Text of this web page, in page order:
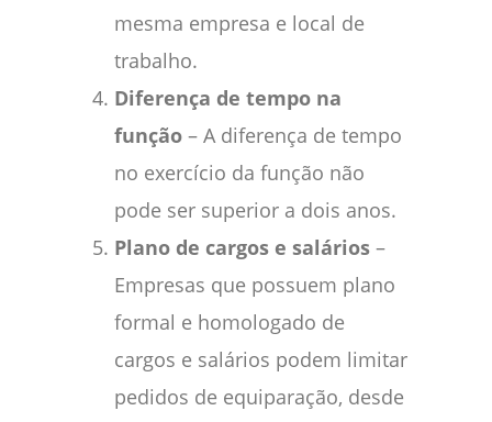
mesma empresa e local de
trabalho.
Diferença de tempo na
função – A diferença de tempo
no exercício da função não
pode ser superior a dois anos.
Plano de cargos e salários –
Empresas que possuem plano
formal e homologado de
cargos e salários podem limitar
pedidos de equiparação, desde